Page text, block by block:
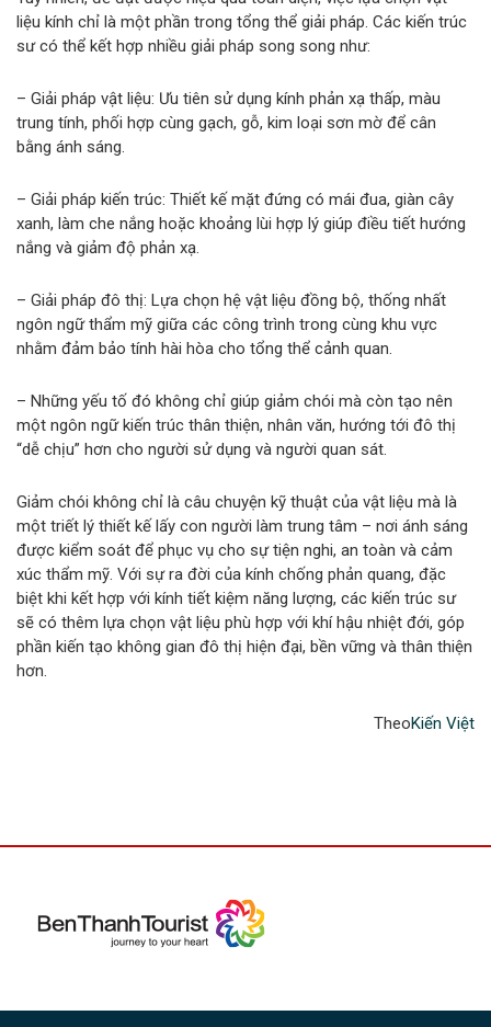
liệu kính chỉ là một phần trong tổng thể giải pháp. Các kiến trúc
sư có thể kết hợp nhiều giải pháp song song như:
– Giải pháp vật liệu: Ưu tiên sử dụng kính phản xạ thấp, màu
trung tính, phối hợp cùng gạch, gỗ, kim loại sơn mờ để cân
bằng ánh sáng.
– Giải pháp kiến trúc: Thiết kế mặt đứng có mái đua, giàn cây
xanh, làm che nắng hoặc khoảng lùi hợp lý giúp điều tiết hướng
nắng và giảm độ phản xạ.
– Giải pháp đô thị: Lựa chọn hệ vật liệu đồng bộ, thống nhất
ngôn ngữ thẩm mỹ giữa các công trình trong cùng khu vực
nhằm đảm bảo tính hài hòa cho tổng thể cảnh quan.
– Những yếu tố đó không chỉ giúp giảm chói mà còn tạo nên
một ngôn ngữ kiến trúc thân thiện, nhân văn, hướng tới đô thị
“dễ chịu” hơn cho người sử dụng và người quan sát.
Giảm chói không chỉ là câu chuyện kỹ thuật của vật liệu mà là
một triết lý thiết kế lấy con người làm trung tâm – nơi ánh sáng
được kiểm soát để phục vụ cho sự tiện nghi, an toàn và cảm
xúc thẩm mỹ. Với sự ra đời của kính chống phản quang, đặc
biệt khi kết hợp với kính tiết kiệm năng lượng, các kiến trúc sư
sẽ có thêm lựa chọn vật liệu phù hợp với khí hậu nhiệt đới, góp
phần kiến tạo không gian đô thị hiện đại, bền vững và thân thiện
hơn.
TheoKiến Việt